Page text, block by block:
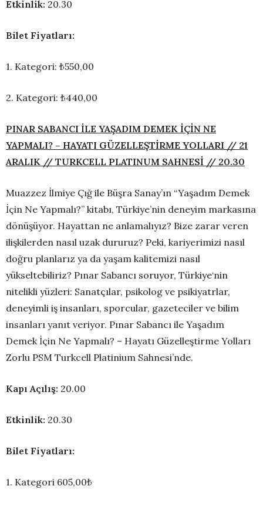
Etkinlik: 20.30
Bilet Fiyatları:
1. Kategori: ₺550,00
2. Kategori: ₺440,00
PINAR SABANCI İLE YAŞADIM DEMEK İÇİN NE
YAPMALI? – HAYATI GÜZELLEŞTİRME YOLLARI // 21
ARALIK // TURKCELL PLATINUM SAHNESİ // 20.30
Muazzez İlmiye Çığ ile Büşra Sanay’ın “Yaşadım Demek
İçin Ne Yapmalı?” kitabı, Türkiye’nin deneyim markasına
dönüşüyor. Hayattan ne anlamalıyız? Bize zarar veren
ilişkilerden nasıl uzak dururuz? Peki, kariyerimizi nasıl
doğru planlarız ya da yaşam kalitemizi nasıl
yükseltebiliriz? Pınar Sabancı soruyor, Türkiye‘nin
nitelikli yüzleri: Sanatçılar, psikolog ve psikiyatrlar,
deneyimli iş insanları, sporcular, gazeteciler ve bilim
insanları yanıt veriyor. Pınar Sabancı ile Yaşadım
Demek İçin Ne Yapmalı? – Hayatı Güzelleştirme Yolları
Zorlu PSM Turkcell Platinium Sahnesi’nde.
Kapı Açılış: 20.00
Etkinlik: 20.30
Bilet Fiyatları:
1. Kategori 605,00₺